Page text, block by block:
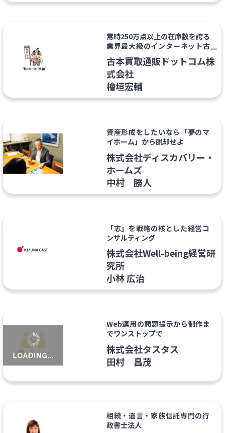
常時250万点以上の在庫数を誇る
業界最大級のインターネット古
本通販
古本買取通販ドットコム株
式会社
檜垣宏輔
資産形成をしたいなら「夢のマ
イホーム」から脱却せよ
株式会社ディスカバリー・
ホームズ
中村 勝人
「志」を戦略の核とした経営コ
ンサルティング
株式会社Well-being経営研
究所
小林 広治
Web運用の問題提示から制作ま
でワンストップで
株式会社タスタス
田村 昌茂
相続・遺言・家族信託専門の行
政書士法人